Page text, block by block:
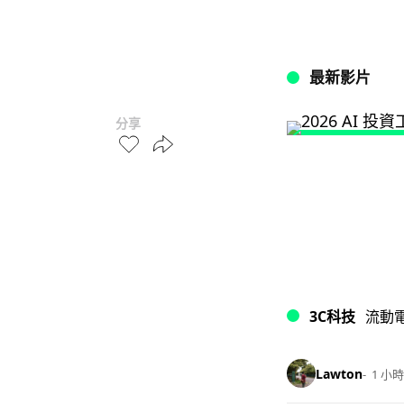
分享
最新影片
3C科技 流動
Lawton 1 小時